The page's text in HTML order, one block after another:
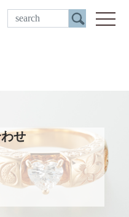
ご来店予約
せ